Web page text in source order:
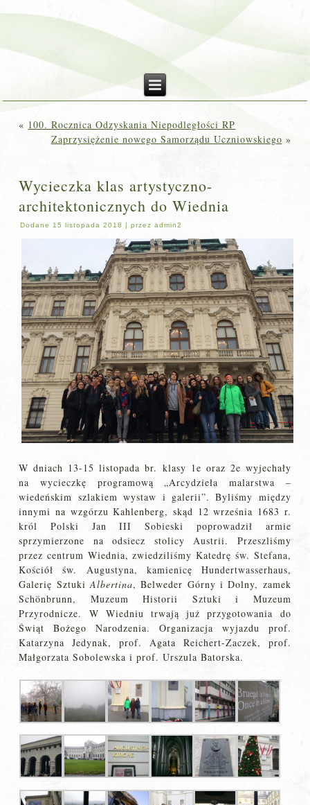
« 100. Rocznica Odzyskania Niepodległości RP
Zaprzysiężenie nowego Samorządu Uczniowskiego »
Wycieczka klas artystyczno-
architektonicznych do Wiednia
Dodane 15 listopada 2018 |przez admin2
W dniach 13-15 listopada br. klasy 1e oraz 2e wyjechały
na wycieczkę programową „Arcydzieła malarstwa –
wiedeńskim szlakiem wystaw i galerii”. Byliśmy między
innymi na wzgórzu Kahlenberg, skąd 12 września 1683 r.
król Polski Jan III Sobieski poprowadził armie
sprzymierzone na odsiecz stolicy Austrii. Przeszliśmy
przez centrum Wiednia, zwiedziliśmy Katedrę św. Stefana,
Kościół św. Augustyna, kamienicę Hundertwasserhaus,
Galerię SztukiAlbertina, Belweder Górny i Dolny, zamek
Schönbrunn, Muzeum Historii Sztuki i Muzeum
Przyrodnicze. W Wiedniu trwają już przygotowania do
Świąt Bożego Narodzenia. Organizacja wyjazdu prof.
Katarzyna Jedynak, prof. Agata Reichert-Zaczek, prof.
Małgorzata Sobolewska i prof. Urszula Batorska.